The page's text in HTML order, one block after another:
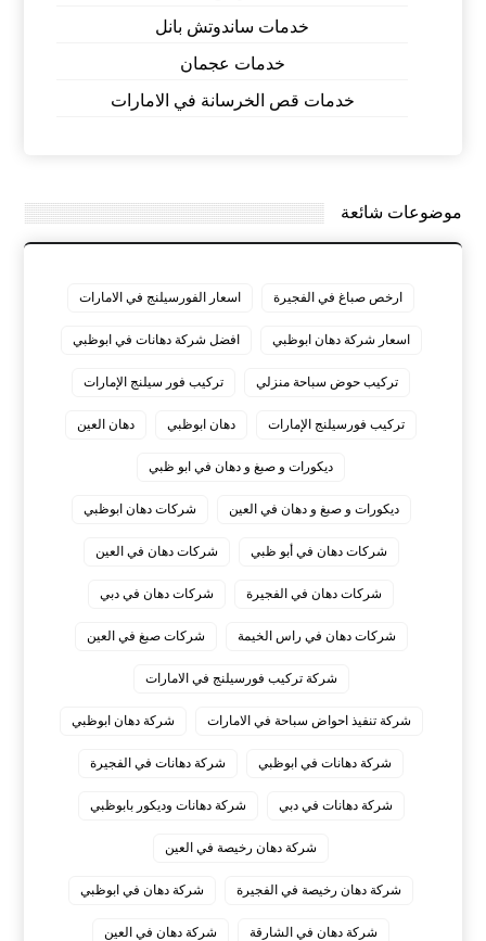
خدمات ساندوتش بانل
خدمات عجمان
خدمات قص الخرسانة في الامارات
موضوعات شائعة
ارخص صباغ في الفجيرة اسعار الفورسيلنج في الامارات
اسعار شركة دهان ابوظبي افضل شركة دهانات في ابوظبي
تركيب حوض سباحة منزلي تركيب فور سيلنج الإمارات
تركيب فورسيلنج الإمارات دهان ابوظبي دهان العين
ديكورات و صبغ و دهان في ابو ظبي
ديكورات و صبغ و دهان في العين شركات دهان ابوظبي
شركات دهان في أبو ظبي شركات دهان في العين
شركات دهان في الفجيرة شركات دهان في دبي
شركات دهان في راس الخيمة شركات صبغ في العين
شركة تركيب فورسيلنج في الامارات
شركة تنفيذ احواض سباحة في الامارات شركة دهان ابوظبي
شركة دهانات في ابوظبي شركة دهانات في الفجيرة
شركة دهانات في دبي شركة دهانات وديكور بابوظبي
شركة دهان رخيصة في العين
شركة دهان رخيصة في الفجيرة شركة دهان في ابوظبي
شركة دهان في الشارقة شركة دهان في العين